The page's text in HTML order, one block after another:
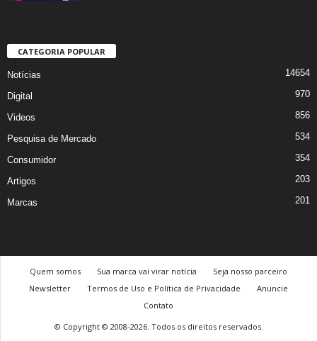
CATEGORIA POPULAR
Notícias 14654
Digital 970
Videos 856
Pesquisa de Mercado 534
Consumidor 354
Artigos 203
Marcas 201
Quem somos Sua marca vai virar notícia
Seja nosso parceiro
Newsletter
Termos de Uso e Política de Privacidade
Anuncie
Contato
© Copyright © 2008-2026. Todos os direitos reservados.